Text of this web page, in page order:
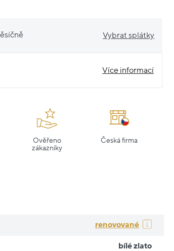
Vybrat splátky
Více informací
Ověřeno
zákazníky
Česká firma
renovované
bílé zlato